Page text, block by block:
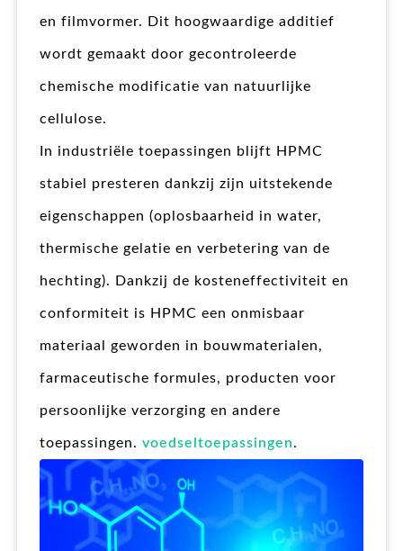
en filmvormer. Dit hoogwaardige additief
wordt gemaakt door gecontroleerde
chemische modificatie van natuurlijke
cellulose.
In industriële toepassingen blijft HPMC
stabiel presteren dankzij zijn uitstekende
eigenschappen (oplosbaarheid in water,
thermische gelatie en verbetering van de
hechting). Dankzij de kosteneffectiviteit en
conformiteit is HPMC een onmisbaar
materiaal geworden in bouwmaterialen,
farmaceutische formules, producten voor
persoonlijke verzorging en andere
toepassingen. voedseltoepassingen.